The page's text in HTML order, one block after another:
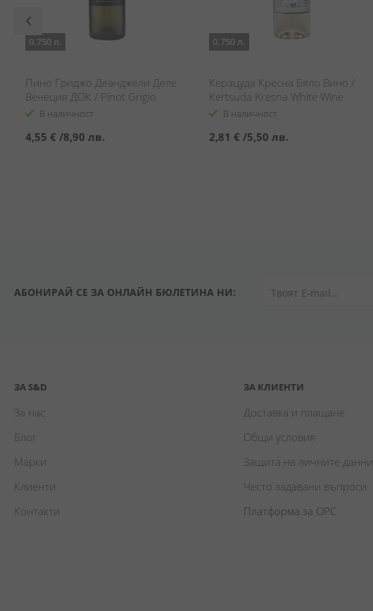
0.750 л.
Пино Гриджо Деанджели Деле
Венеция ДОК / Pinot Grigio
Deangeli Delle Venezia DOC
В наличност
4,55 € /8,90 лв.
0.750 л.
Керацуда Кресна Бяло Вино /
Kertsuda Kresna White Wine
В наличност
2,81 € /5,50 лв.
АБОНИРАЙ СЕ ЗА ОНЛАЙН БЮЛЕТИНА НИ:
ЗА S&D
За нас
Блог
Марки
Клиенти
Контакти
ЗА КЛИЕНТИ
Доставка и плащане
Общи условия
Защита на личните данни
Често задавани въпроси
Платформа за ОРС